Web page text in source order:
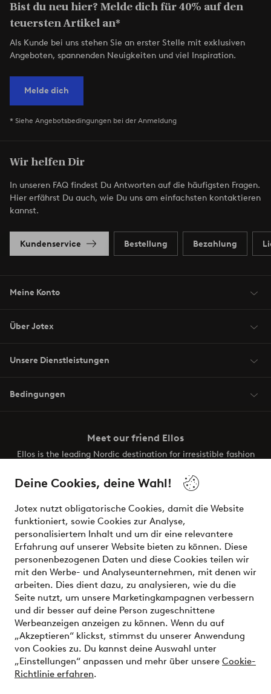
Deine Cookies, deine Wahl!
Jotex nutzt obligatorische Cookies, damit die Website
funktioniert, sowie Cookies zur Analyse,
personalisiertem Inhalt und um dir eine relevantere
Erfahrung auf unserer Website bieten zu können. Diese
personenbezogenen Daten und diese Cookies teilen wir
mit den Werbe- und Analyseunternehmen, mit denen wir
arbeiten. Dies dient dazu, zu analysieren, wie du die
Seite nutzt, um unsere Marketingkampagnen verbessern
und dir besser auf deine Person zugeschnittene
Werbeanzeigen anzeigen zu können. Wenn du auf
„Akzeptieren“ klickst, stimmst du unserer Anwendung
von Cookies zu. Du kannst deine Auswahl unter
„Einstellungen“ anpassen und mehr über unsere Cookie-
Richtlinie erfahren.
Bist du neu hier? Melde dich für 40% auf den
teuersten Artikel an*
Als Kunde bei uns stehen Sie an erster Stelle mit exklusiven
Angeboten, spannenden Neuigkeiten und viel Inspiration.
Melde dich
* Siehe Angebotsbedingungen bei der Anmeldung
Wir helfen Dir
In unseren FAQ findest Du Antworten auf die häufigsten Fragen.
Hier erfährst Du auch, wie Du uns am einfachsten kontaktieren
kannst.
Kundenservice Bestellung Bezahlung
Meine Konto
Über Jotex
Unsere Dienstleistungen
Bedingungen
Meet our friend Ellos
Ellos is the leading Nordic destination for irresistible fashion
the latest trends, curated to make finding your next look
effortless. It’s all here.
Visit Ellos
Sichere Zahlungen - Jetzt bezahlen oder aufteilen
Möchtest du mehr über unsere
Zahlungsmöglichkeitenerfahren?